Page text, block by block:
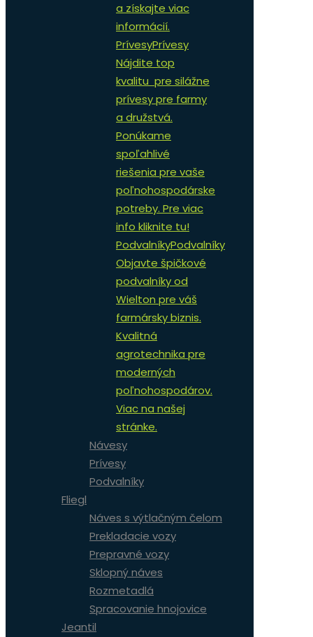
a získajte viac
informácií.
PrívesyPrívesy
Nájdite top
kvalitu pre silážne
prívesy pre farmy
a družstvá.
Ponúkame
spoľahlivé
riešenia pre vaše
poľnohospodárske
potreby. Pre viac
info kliknite tu!
PodvalníkyPodvalníky
Objavte špičkové
podvalníky od
Wielton pre váš
farmársky biznis.
Kvalitná
agrotechnika pre
moderných
poľnohospodárov.
Viac na našej
stránke.
Návesy
Prívesy
Podvalníky
Fliegl
Náves s výtlačným čelom
Prekladacie vozy
Prepravné vozy
Sklopný náves
Rozmetadlá
Spracovanie hnojovice
Jeantil